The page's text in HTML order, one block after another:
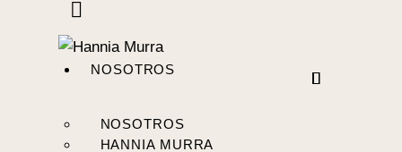
NOSOTROS
NOSOTROS
HANNIA MURRA